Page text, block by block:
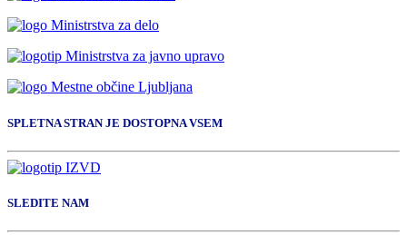
SPLETNA STRAN JE DOSTOPNA VSEM
SLEDITE NAM